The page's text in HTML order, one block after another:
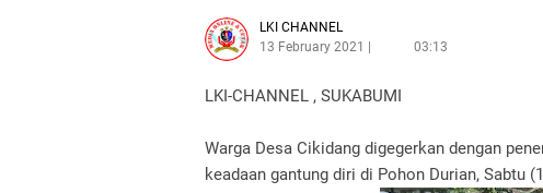
LKI CHANNEL
13 February 2021
03:13
LKI-CHANNEL , SUKABUMI
Warga Desa Cikidang digegerkan dengan
keadaan gantung diri di Pohon Durian, Sabtu